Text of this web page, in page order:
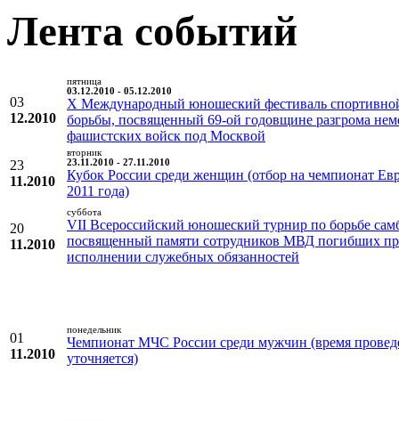
Лента событий
03
12.2010
пятница
03.12.2010 - 05.12.2010
X Международный юношеский фестиваль
борьбы, посвященный 69-ой годовщине разгрома
фашистских войск под Москвой
23
11.2010
вторник
23.11.2010 - 27.11.2010
Кубок России среди женщин (отбор на чемпионат
2011 года)
20
11.2010
суббота
VII Всероссийский юношеский турнир по борьбе
посвященный памяти сотрудников МВД погибших
исполнении служебных обязанностей
01
11.2010
понедельник
Чемпионат МЧС России среди мужчин (время
уточняется)